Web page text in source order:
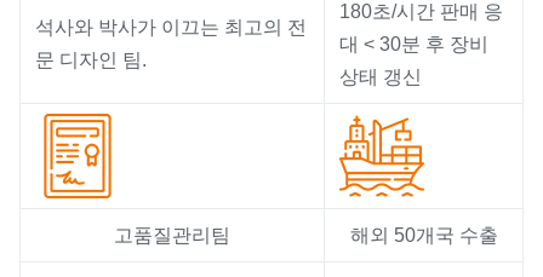
석사와 박사가 이끄는 최고의 전
문 디자인 팀.
180초/시간 판매 응
대 < 30분 후 장비
상태 갱신
고품질관리팀 해외 50개국 수출